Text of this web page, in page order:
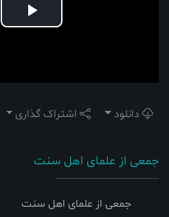
Play
دانلود اشتراک گذاری
جمعی از علمای اهل سنت
جمعی از علمای اهل سنت